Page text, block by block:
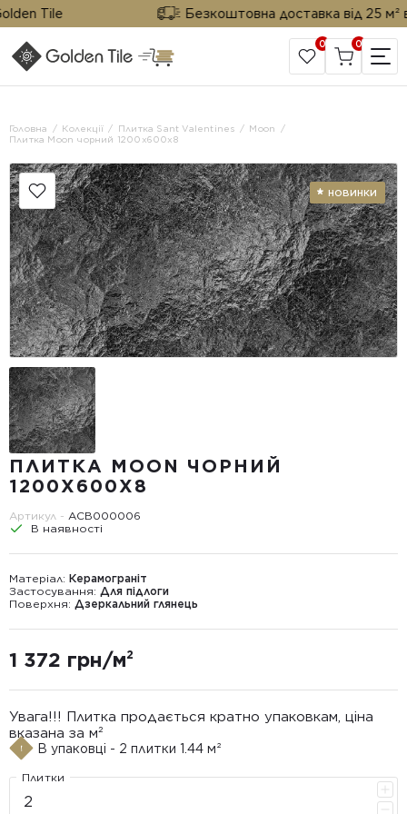
Tile Безкоштовна доставка від 25 м²
САЙТ КОМПАНІЇ
0 0
Головна Колекції Плитка Sant Valentines
Moon
Плитка Moon чорний 1200x600x8
ПЛИТКА MOON ЧОРНИЙ
1200X600X8
Артикул - ACB000006
В наявності
Матеріал: Керамограніт
Застосування: Для підлоги
Поверхня: Дзеркальний глянець
1 372 грн/м²
Увага!!! Плитка продається кратно упаковкам, ціна
вказана за м²
В упаковці - 2 плитки 1.44 м²
Плитки